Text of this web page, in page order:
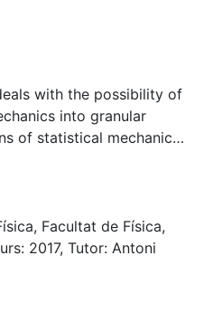
with the possibility of
into granular
of statistical mechanics
to apply statistical
the degrees of
The total partition
shown that it gives rise
granular systems. In
and a reformulation
Facultat de Física,
2017, Tutor: Antoni